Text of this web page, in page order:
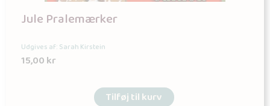
Jule Pralemærker
Udgives af: Sarah Kirstein
15,00kr
Tilføj til kurv